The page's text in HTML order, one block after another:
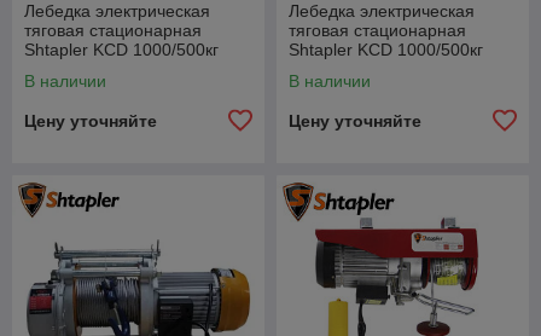
Лебедка электрическая
тяговая стационарная
Shtapler KCD 1000/500кг
В наличии
Цену уточняйте
Лебедка электрическая
тяговая стационарная
Shtapler KCD 1000/500кг
В наличии
Цену уточняйте